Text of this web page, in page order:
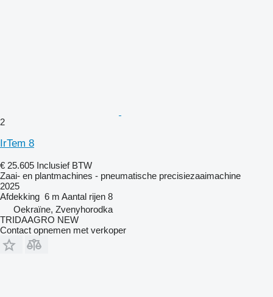
2
IrTem 8
€ 25.605 Inclusief BTW
Zaai- en plantmachines - pneumatische precisiezaaimachine
2025
Afdekking 6 m Aantal rijen 8
Oekraïne, Zvenyhorodka
TRIDAAGRO NEW
Contact opnemen met verkoper